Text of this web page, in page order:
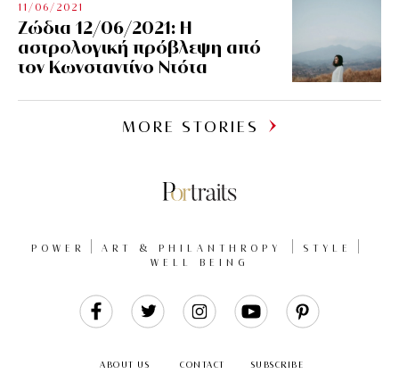
11/06/2021
Ζώδια 12/06/2021: Η
αστρολογική πρόβλεψη από
τον Κωνσταντίνο Ντότα
MORE STORIES
POWER ART & PHILANTHROPY
STYLE
WELL BEING
ABOUT US CONTACT SUBSCRIBE